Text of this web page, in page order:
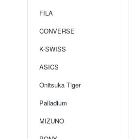
FILA
CONVERSE
K-SWISS
ASICS
Onitsuka Tiger
Palladium
MIZUNO